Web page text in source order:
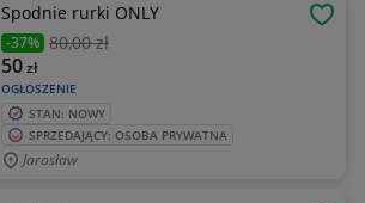
Spodnie rurki ONLY
-37% 80,00 zł
OGŁOSZENIE
50zł
STAN: NOWY
SPRZEDAJĄCY: OSOBA PRYWATNA
Jarosław